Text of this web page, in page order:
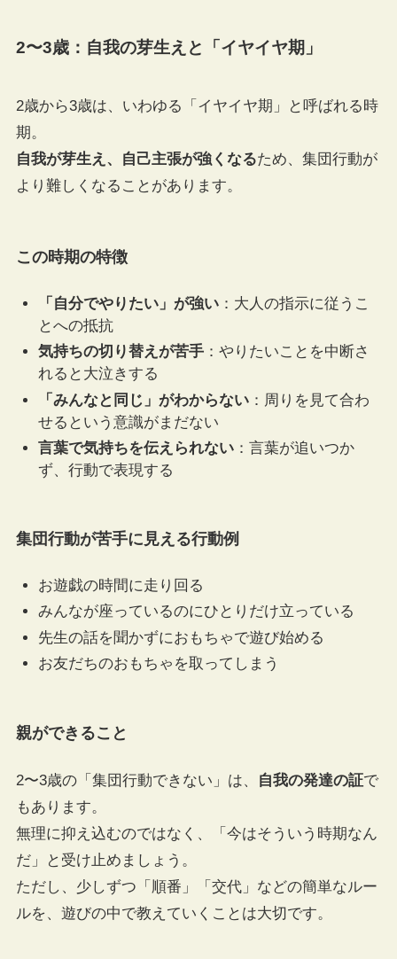
2〜3歳：自我の芽生えと「イヤイヤ期」
2歳から3歳は、いわゆる「イヤイヤ期」と呼ばれる時
期。
自我が芽生え、自己主張が強くなるため、集団行動が
より難しくなることがあります。
この時期の特徴
「自分でやりたい」が強い ：大人の指示に従うこ
とへの抵抗
気持ちの切り替えが苦手 ：やりたいことを中断さ
れると大泣きする
「みんなと同じ」がわからない ：周りを見て合わ
せるという意識がまだない
言葉で気持ちを伝えられない ：言葉が追いつか
ず、行動で表現する
集団行動が苦手に見える行動例
お遊戯の時間に走り回る
みんなが座っているのにひとりだけ立っている
先生の話を聞かずにおもちゃで遊び始める
お友だちのおもちゃを取ってしまう
親ができること
2〜3歳の「集団行動できない」は、 自我の発達の証で
もあります。
無理に抑え込むのではなく、「今はそういう時期なん
だ」と受け止めましょう。
ただし、少しずつ「順番」「交代」などの簡単なルー
ルを、遊びの中で教えていくことは大切です。